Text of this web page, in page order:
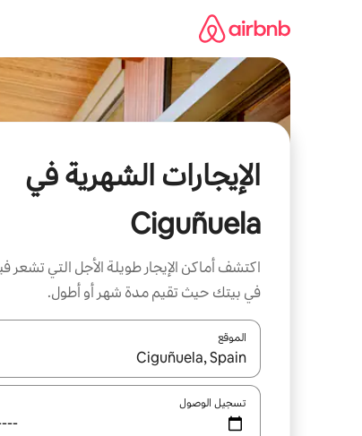
الإيجارات الشهرية في
Ciguñuela
اكتشف أماكن الإيجار طويلة الأجل التي تشعر
في بيتك حيث تقيم مدة شهر أو أطول.
الموقع
عند توفر النتائج، انتقل باستخدام السهمين
تسجيل الوصول